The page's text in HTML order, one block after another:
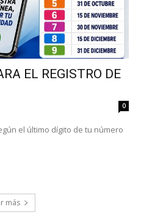
EL REGISTRO DE
0
el último dígito de tu número
más